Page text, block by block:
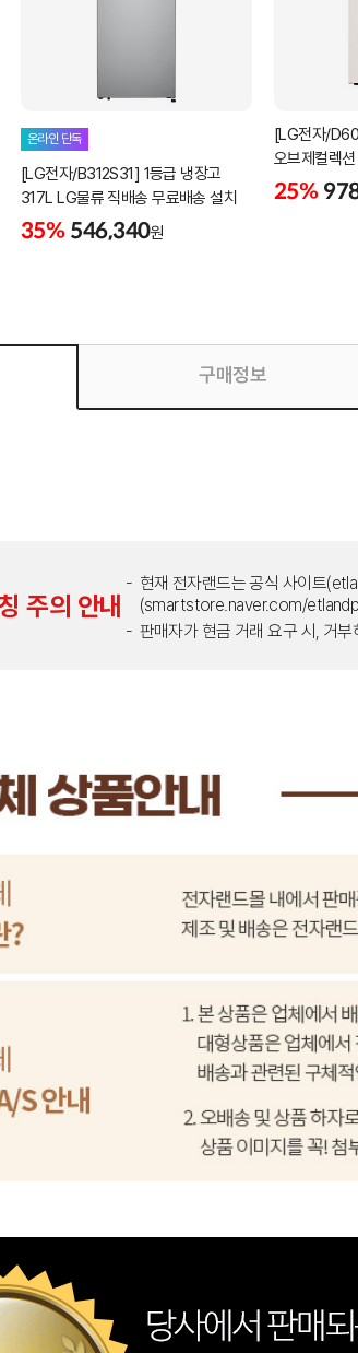
온라인 단독
[LG전자/B312S31] 1등급 냉장고
317L LG물류 직배송 무료배송 설치
35% 546,340원
[LG전자/
오브제컬렉
베이지 LG물
25%
구매정보
주의 안내
현재 전자랜드는 공식 사이트
(smartstore.naver.com/
판매자가 현금 거래 요구 시, 거부